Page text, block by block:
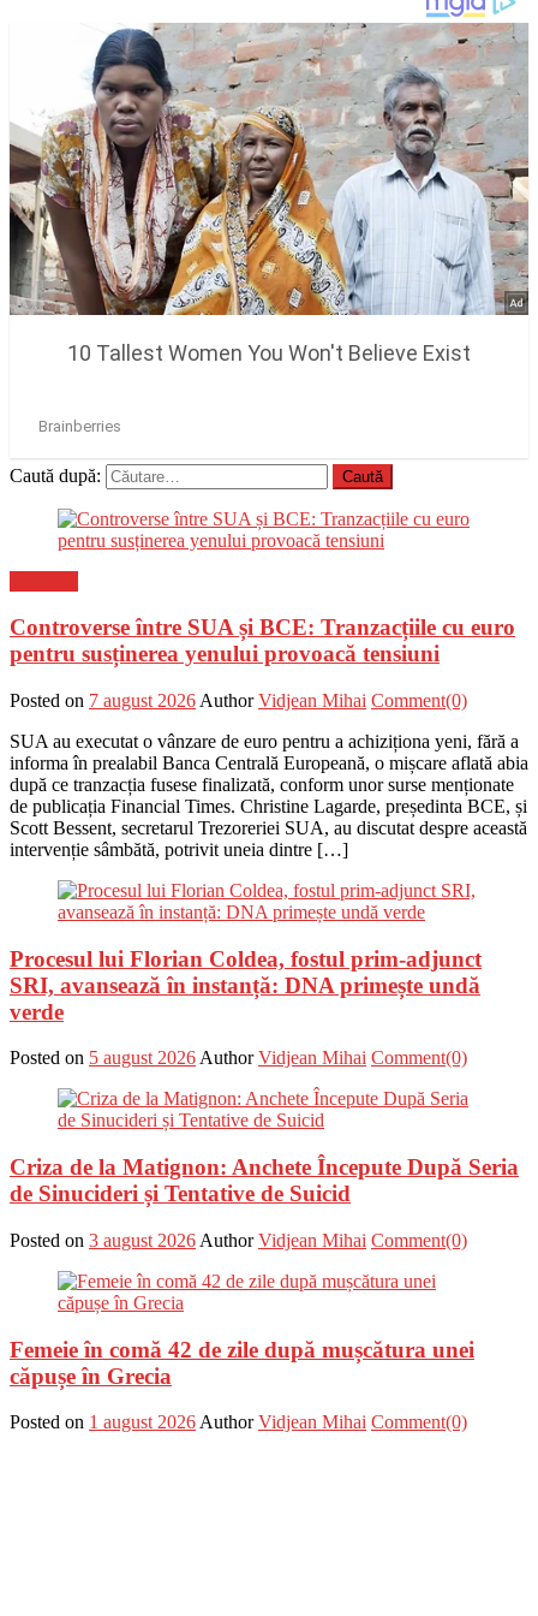
Caută după:
Controverse între SUA și BCE: Tranzacțiile cu euro
pentru susținerea yenului provoacă tensiuni
Posted on 7 august 2026 Author Vidjean Mihai Comment(0)
SUA au executat o vânzare de euro pentru a achiziționa yeni, fără a
informa în prealabil Banca Centrală Europeană, o mișcare aflată abia
după ce tranzacția fusese finalizată, conform unor surse menționate
de publicația Financial Times. Christine Lagarde, președinta BCE, și
Scott Bessent, secretarul Trezoreriei SUA, au discutat despre această
intervenție sâmbătă, potrivit uneia dintre […]
Procesul lui Florian Coldea, fostul prim-adjunct
SRI, avansează în instanță: DNA primește undă
verde
Posted on 5 august 2026Author Vidjean Mihai Comment(0)
Criza de la Matignon: Anchete Începute După Seria
de Sinucideri și Tentative de Suicid
Posted on 3 august 2026 Author Vidjean Mihai Comment(0)
Femeie în comă 42 de zile după mușcătura unei
căpușe în Grecia
Posted on 1 august 2026 Author Vidjean Mihai Comment(0)